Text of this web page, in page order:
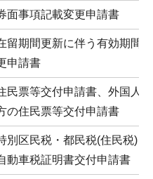
面事項記載変更申請書
留期間更新に伴う有効期間変
申請書
民票等交付申請書、外国人の
の住民票等交付申請書
別区民税・都民税(住民税)・
動車税証明書交付申請書